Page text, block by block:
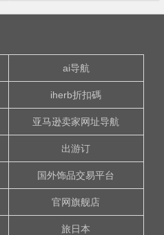
ai导航
iherb折扣碼
亚马逊卖家网址导航
出游订
国外饰品交易平台
官网旗舰店
旅日本